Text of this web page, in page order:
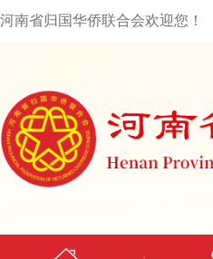
河南省归国华侨联合会欢迎您！